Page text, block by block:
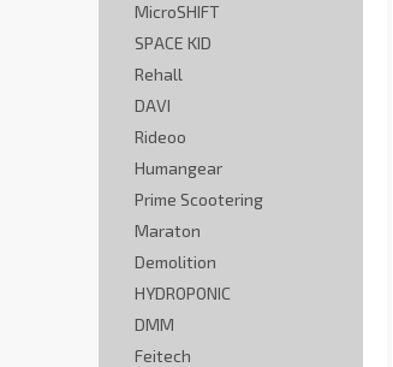
MicroSHIFT
SPACE KID
Rehall
DAVI
Rideoo
Humangear
Prime Scootering
Maraton
Demolition
HYDROPONIC
DMM
Feitech